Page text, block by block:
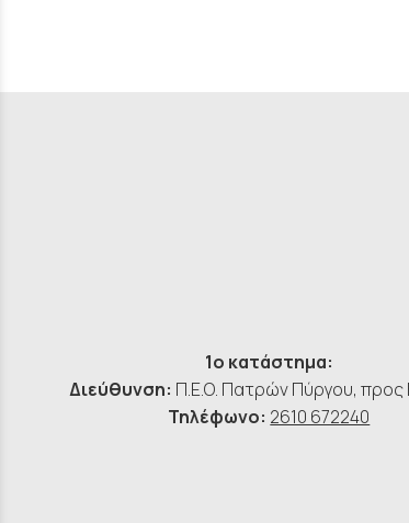
1ο κατάστημα:
Διεύθυνση: Π.Ε.Ο. Πατρών Πύργου, προς
Τηλέφωνο: 2610 672240